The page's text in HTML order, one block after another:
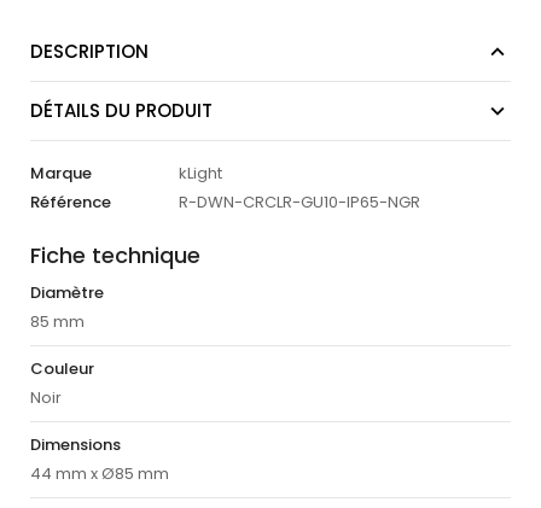
DESCRIPTION
DÉTAILS DU PRODUIT
Marque
kLight
Référence
R-DWN-CRCLR-GU10-IP65-NGR
Fiche technique
Diamètre
85 mm
Couleur
Noir
Dimensions
44 mm x Ø85 mm